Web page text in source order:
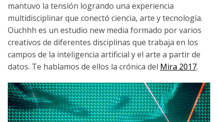
mantuvo la tensión logrando una experiencia
multidisciplinar que conectó ciencia, arte y tecnología.
Ouchhh es un estudio new media formado por varios
creativos de diferentes disciplinas que trabaja en los
campos de la inteligencia artificial y el arte a partir de
datos. Te hablamos de ellos la crónica del Mira 2017.